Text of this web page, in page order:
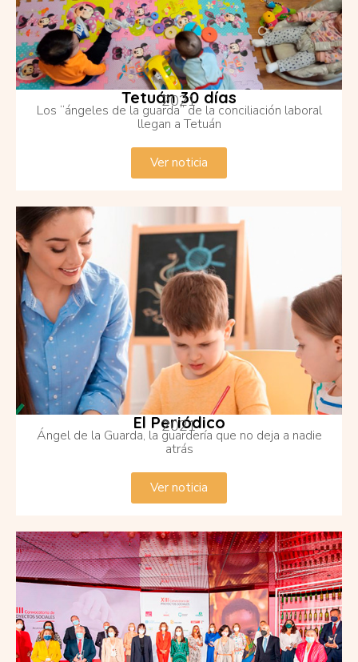
Tetuán 30 días
2021
Los “ángeles de la guarda” de la conciliación laboral
llegan a Tetuán
Ver noticia
El Periódico
2021
Ángel de la Guarda, la guardería que no deja a nadie
atrás
Ver noticia